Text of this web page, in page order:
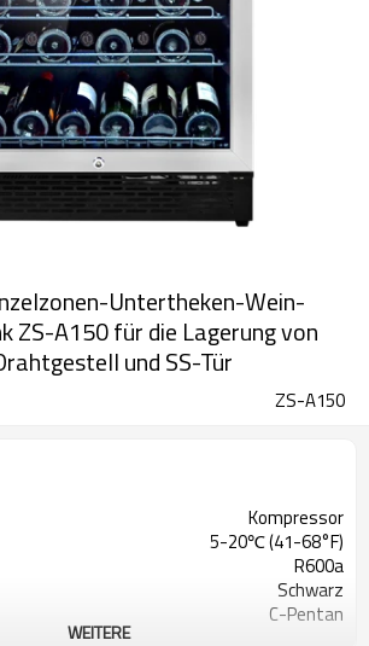
Untertheken-Wein-
ZS-A150 für die Lagerung von
und SS-Tür
ZS-A150
Kompressor
5-20℃ (41-68°F)
R600a
Schwarz
C-Pentan
WEITERE